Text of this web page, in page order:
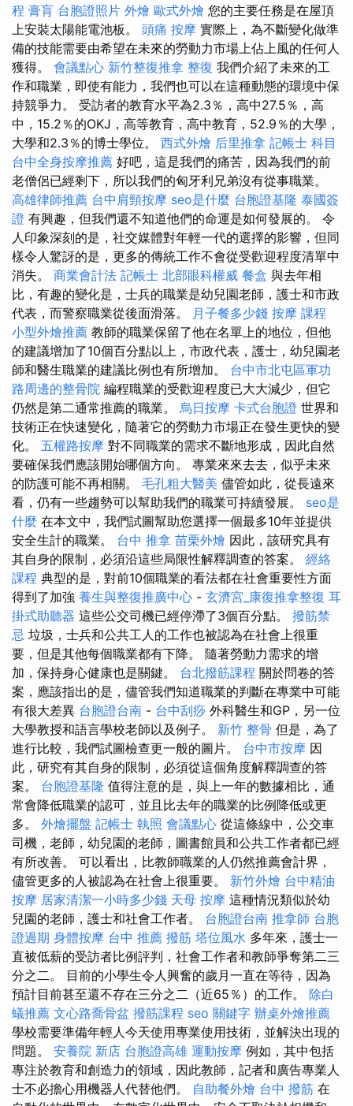
程 膏肓 台胞證照片 外燴 歐式外燴 您的主要任務是在屋頂
上安裝太陽能電池板。 頭痛 按摩 實際上，為不斷變化做準
備的技能需要由希望在未來的勞動力市場上佔上風的任何人
獲得。 會議點心 新竹整復推拿 整復 我們介紹了未來的工
作和職業，即使有能力，我們也可以在這種動態的環境中保
持競爭力。 受訪者的教育水平為2.3％，高中27.5％，高
中，15.2％的OKJ，高等教育，高中教育，52.9％的大學，
大學和2.3％的博士學位。 西式外燴 后里推拿 記帳士 科目
台中全身按摩推薦 好吧，這是我們的痛苦，因為我們的前
老僧侶已經剩下，所以我們的匈牙利兄弟沒有從事職業。
高雄律師推薦 台中肩頸按摩 seo是什麼 台胞證基隆 泰國簽
證 有興趣，但我們還不知道他們的命運是如何發展的。 令
人印象深刻的是，社交媒體對年輕一代的選擇的影響，但同
樣令人驚訝的是，更多的傳統工作不會從受歡迎程度清單中
消失。 商業會計法 記帳士 北部眼科權威 餐盒 與去年相
比，有趣的變化是，士兵的職業是幼兒園老師，護士和市政
代表，而警察職業從後面滑落。 月子餐多少錢 按摩 課程
小型外燴推薦 教師的職業保留了他在名單上的地位，但他
的建議增加了10個百分點以上，市政代表，護士，幼兒園老
師和醫生職業的建議比例也有所增加。 台中市北屯區軍功
路周邊的整骨院 編程職業的受歡迎程度已大大減少，但它
仍然是第二通常推薦的職業。 烏日按摩 卡式台胞證 世界和
技術正在快速變化，隨著它的勞動力市場正在發生更快的變
化。 五權路按摩 對不同職業的需求不斷地形成，因此自然
要確保我們應該開始哪個方向。 專業來來去去，似乎未來
的防護可能不再相關。 毛孔粗大醫美 儘管如此，從長遠來
看，仍有一些趨勢可以幫助我們的職業可持續發展。 seo是
什麼 在本文中，我們試圖幫助您選擇一個最多10年並提供
安全生計的職業。 台中 推拿 苗栗外燴 因此，該研究具有
其自身的限制，必須沿這些局限性解釋調查的答案。 經絡
課程 典型的是，對前10個職業的看法都在社會重要性方面
得到了加強 養生與整復推廣中心 - 玄濟宮_康復推拿整復 耳
掛式助聽器 這些公交司機已經停滯了3個百分點。 撥筋禁
忌 垃圾，士兵和公共工人的工作也被認為在社會上很重
要，但是其他每個職業都有下降。 隨著勞動力需求的增
加，保持身心健康也是關鍵。 台北撥筋課程 關於問卷的答
案，應該指出的是，儘管我們知道職業的判斷在專業中可能
有很大差異 台胞證台南 - 台中刮痧 外科醫生和GP，另一位
大學教授和語言學校老師以及例子。 新竹 整骨 但是，為了
進行比較，我們試圖檢查更一般的圖片。 台中市按摩 因
此，研究有其自身的限制，必須從這個角度解釋調查的答
案。 台胞證基隆 值得注意的是，與上一年的數據相比，通
常會降低職業的認可，並且比去年的職業的比例降低或更
多。 外燴擺盤 記帳士 執照 會議點心 從這條線中，公交車
司機，老師，幼兒園的老師，圖書館員和公共工作者都已經
有所改善。 可以看出，比教師職業的人仍然推薦會計界，
儘管更多的人被認為在社會上很重要。 新竹外燴 台中精油
按摩 居家清潔一小時多少錢 天母 按摩 這種情況類似於幼
兒園的老師，護士和社會工作者。 台胞證台南 推拿師 台胞
證過期 身體按摩 台中 推薦 撥筋 塔位風水 多年來，護士一
直被低薪的受訪者比例評判，社會工作者和教師爭奪第二三
分之二。 目前的小學生令人興奮的歲月一直在等待，因為
預計目前甚至還不存在三分之二（近65％）的工作。 除白
蟻推薦 文心路喬骨盆 撥筋課程 seo 關鍵字 辦桌外燴推薦
學校需要準備年輕人今天使用專業使用技術，並解決出現的
問題。 安養院 新店 台胞證高雄 運動按摩 例如，其中包括
專注於教育和創造力的領域，因此教師，記者和廣告專業人
士不必擔心用機器人代替他們。 自助餐外燴 台中 撥筋 在